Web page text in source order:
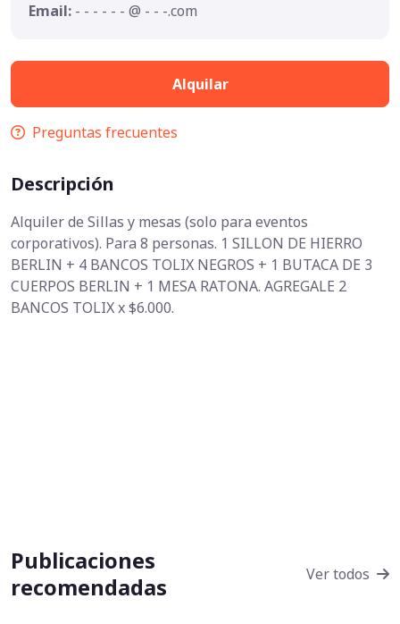
Email: - - - - - - @ - - -.com
Alquilar
Preguntas frecuentes
Descripción
Alquiler de Sillas y mesas (solo para eventos
corporativos). Para 8 personas. 1 SILLON DE HIERRO
BERLIN + 4 BANCOS TOLIX NEGROS + 1 BUTACA DE 3
CUERPOS BERLIN + 1 MESA RATONA. AGREGALE 2
BANCOS TOLIX x $6.000.
Publicaciones
recomendadas
Ver todos